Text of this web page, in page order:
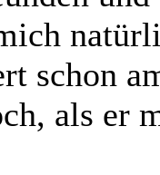
schon
als er